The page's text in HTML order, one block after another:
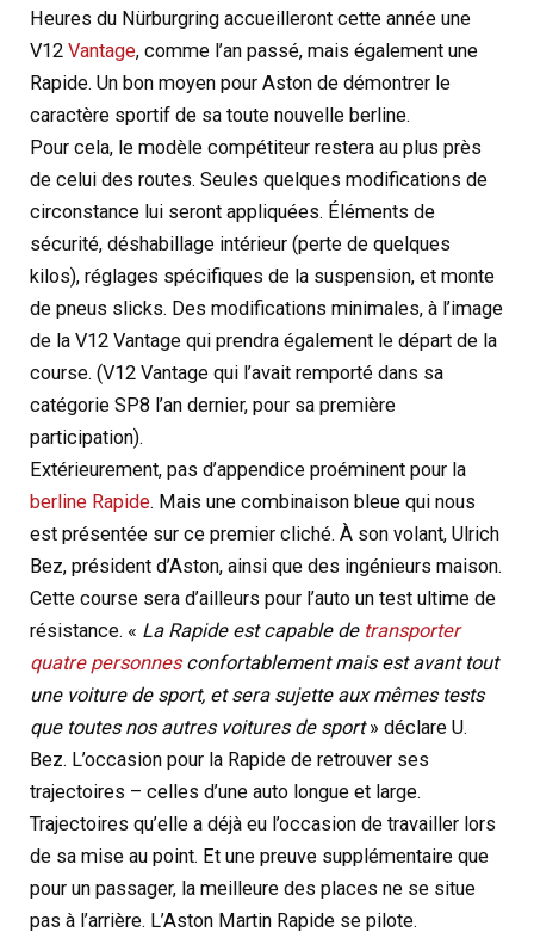
Heures du Nürburgring accueilleront cette année une
V12Vantage, comme l’an passé, mais également une
Rapide. Un bon moyen pour Aston de démontrer le
caractère sportif de sa toute nouvelle berline.
Pour cela, le modèle compétiteur restera au plus près
de celui des routes. Seules quelques modifications de
circonstance lui seront appliquées. Éléments de
sécurité, déshabillage intérieur (perte de quelques
kilos), réglages spécifiques de la suspension, et monte
de pneus slicks. Des modifications minimales, à l’image
de la V12 Vantage qui prendra également le départ de la
course. (V12 Vantage qui l’avait remporté dans sa
catégorie SP8 l’an dernier, pour sa première
participation).
Extérieurement, pas d’appendice proéminent pour la
berline Rapide. Mais une combinaison bleue qui nous
est présentée sur ce premier cliché. À son volant, Ulrich
Bez, président d’Aston, ainsi que des ingénieurs maison.
Cette course sera d’ailleurs pour l’auto un test ultime de
résistance. « La Rapide est capable de transporter
quatre personnesconfortablement mais est avant tout
une voiture de sport, et sera sujette aux mêmes tests
que toutes nos autres voitures de sport» déclare U.
Bez. L’occasion pour la Rapide de retrouver ses
trajectoires – celles d’une auto longue et large.
Trajectoires qu’elle a déjà eu l’occasion de travailler lors
de sa mise au point. Et une preuve supplémentaire que
pour un passager, la meilleure des places ne se situe
pas à l’arrière. L’Aston Martin Rapide se pilote.